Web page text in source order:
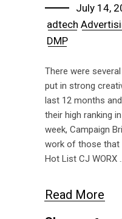
July 14,
adtech
DMP
There were
put in strong
last 12 months
their high ranking
week, Campaign
work of those that
Hot List CJ WORX
Read More